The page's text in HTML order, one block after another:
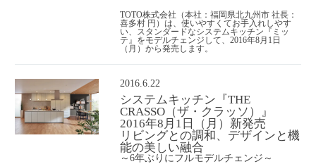
TOTO株式会社（本社：福岡県北九州市 社長：
喜多村 円）は、使いやすくてお手入れしやす
い、スタンダードなシステムキッチン『ミッ
テ』をモデルチェンジして、2016年8月1日
（月）から発売します。
2016.6.22
システムキッチン『THE
CRASSO（ザ・クラッソ）』
2016年8月1日（月）新発売
リビングとの調和、デザインと機
能の美しい融合
～6年ぶりにフルモデルチェンジ～